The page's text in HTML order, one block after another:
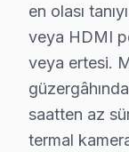
2025
5.Yazılım
en olası
veya HDMI
veya ertesi.
saatten az
termal